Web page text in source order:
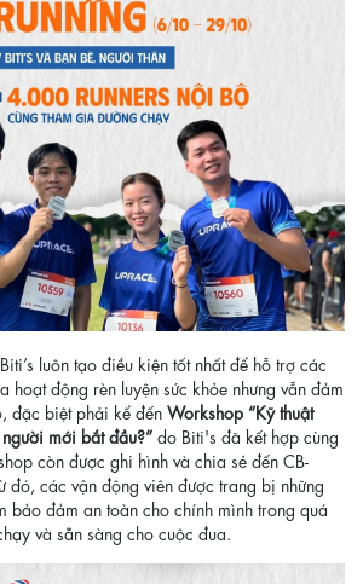
luôn tạo điều kiện tốt nhất để hỗ trợ các
hoạt động rèn luyện sức khỏe nhưng vẫn đảm
đặc biệt phải kể đến Workshop “Kỹ thuật
mới bắt đầu?” do Biti's đã kết hợp cùng
còn được ghi hình và chia sẻ đến CB-
đó, các vận động viên được trang bị những
bảo đảm an toàn cho chính mình trong quá
và sẵn sàng cho cuộc đua.